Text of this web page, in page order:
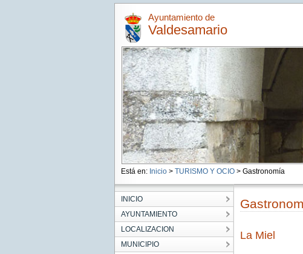
Ayuntamiento de
Valdesamario
Está en: Inicio > TURISMO Y OCIO> Gastronomía
INICIO
AYUNTAMIENTO
LOCALIZACION
MUNICIPIO
La Miel